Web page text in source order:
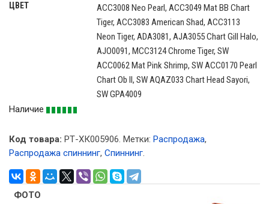
ЦВЕТ
ACC3008 Neo Pearl, ACC3049 Mat BB Chart
Tiger, ACC3083 American Shad, ACC3113
Neon Tiger, ADA3081, AJA3055 Chart Gill Halo,
AJO0091, MCC3124 Chrome Tiger, SW
ACC0062 Mat Pink Shrimp, SW ACC0170 Pearl
Chart Ob II, SW AQAZ033 Chart Head Sayori,
SW GPA4009
Наличие
Код товара: РТ-ХК005906. Метки: Распродажа,
Распродажа спиннинг, Спиннинг.